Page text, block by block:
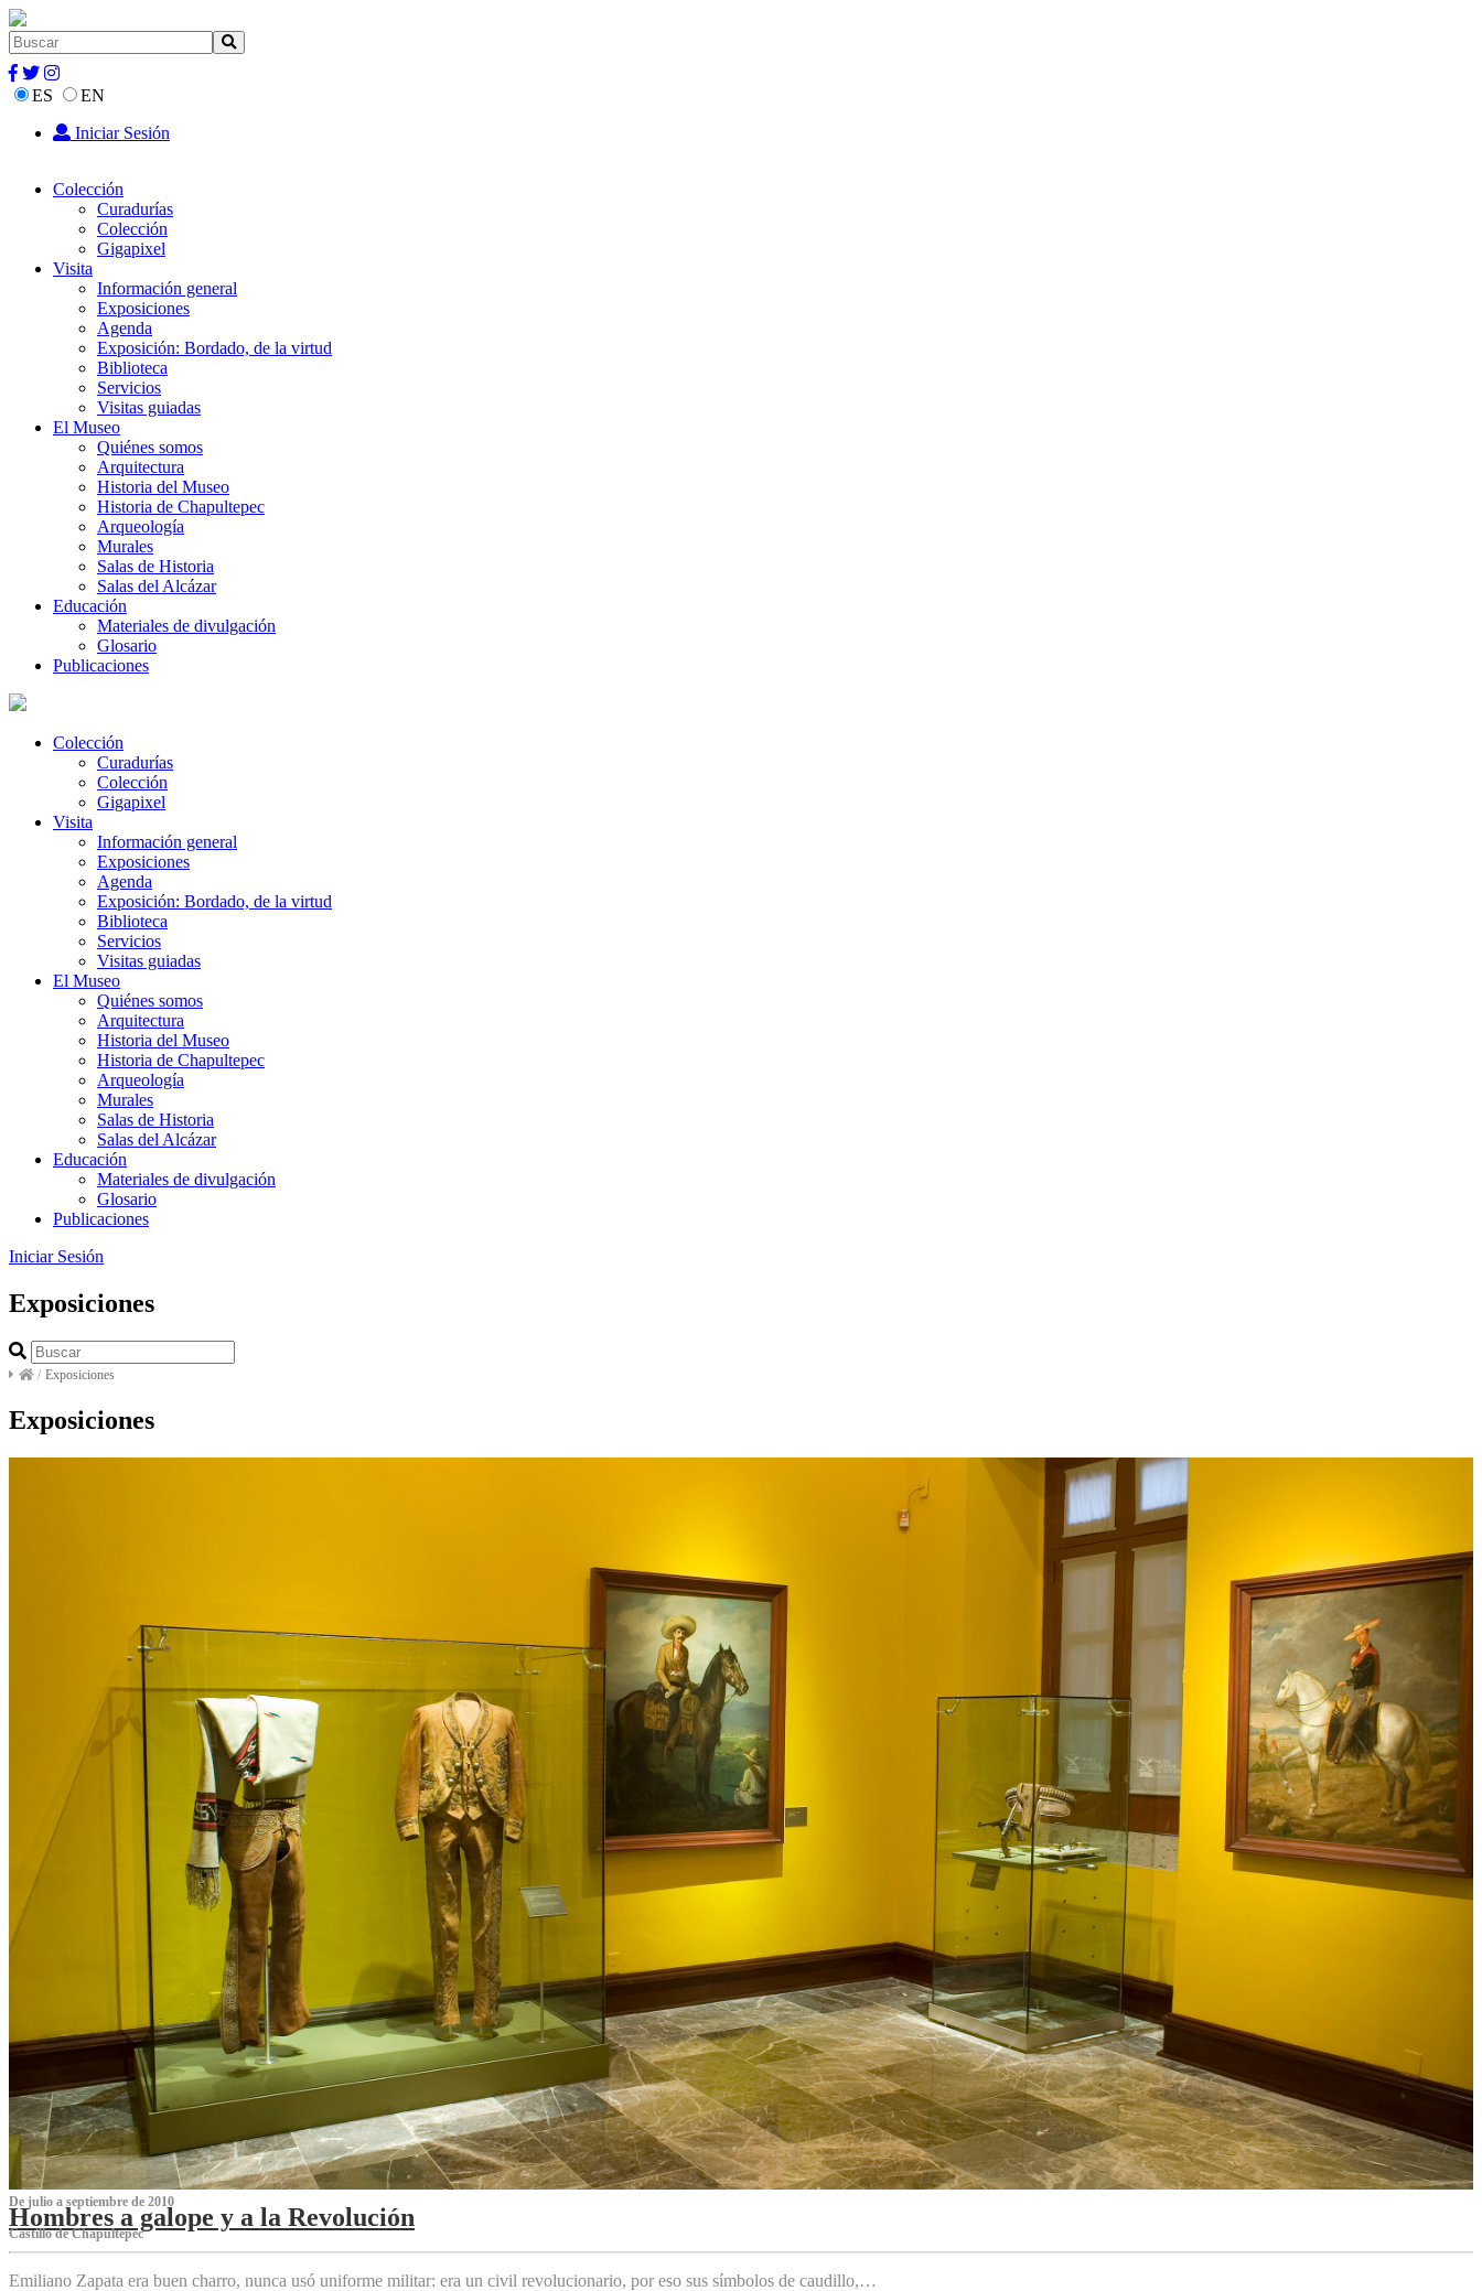
ES
EN
Iniciar Sesión
Colección
Curadurías
Colección
Gigapixel
Visita
Información general
Exposiciones
Agenda
Exposición: Bordado, de la virtud
Biblioteca
Servicios
Visitas guiadas
El Museo
Quiénes somos
Arquitectura
Historia del Museo
Historia de Chapultepec
Arqueología
Murales
Salas de Historia
Salas del Alcázar
Educación
Materiales de divulgación
Glosario
Publicaciones
Colección
Curadurías
Colección
Gigapixel
Visita
Información general
Exposiciones
Agenda
Exposición: Bordado, de la virtud
Biblioteca
Servicios
Visitas guiadas
El Museo
Quiénes somos
Arquitectura
Historia del Museo
Historia de Chapultepec
Arqueología
Murales
Salas de Historia
Salas del Alcázar
Educación
Materiales de divulgación
Glosario
Publicaciones
Iniciar Sesión
Exposiciones
/ Exposiciones
Exposiciones
De julio a septiembre de 2010
Hombres a galope y a la Revolución
Castillo de Chapultepec
Emiliano Zapata era buen charro, nunca usó uniforme militar: era un civil revolucionario, por eso sus símbolos de caudillo,…